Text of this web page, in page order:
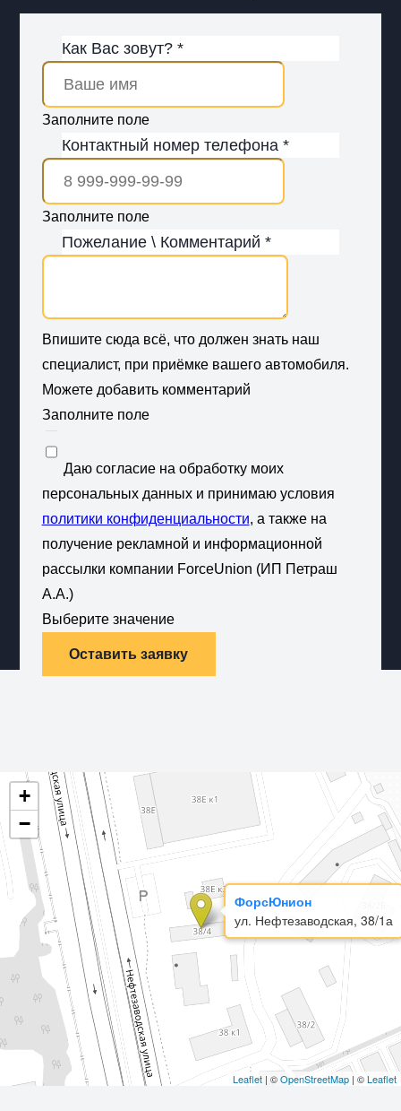
Как Вас зовут? *
Заполните поле
Контактный номер телефона *
Заполните поле
Пожелание \ Комментарий *
Впишите сюда всё, что должен знать наш
специалист, при приёмке вашего автомобиля.
Можете добавить комментарий
Заполните поле
Даю согласие на обработку моих
персональных данных и принимаю условия
политики конфиденциальности, а также на
получение рекламной и информационной
рассылки компании ForceUnion (ИП Петраш
А.А.)
Выберите значение
Оставить заявку
ФорсЮнион
ул. Нефтезаводская, 38/1а
+
−
Leaflet | ©OpenStreetMap | ©Leaflet